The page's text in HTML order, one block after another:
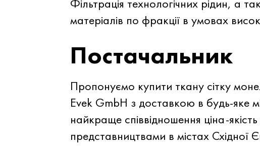
Фільтрація технологічних рідин, а
матеріалів по фракції в умовах
Постачальник
Пропонуємо купити ткану сітку
Evek GmbH з доставкою в будь-яке
найкраще співвідношення ціна-
представництвами в містах Східної